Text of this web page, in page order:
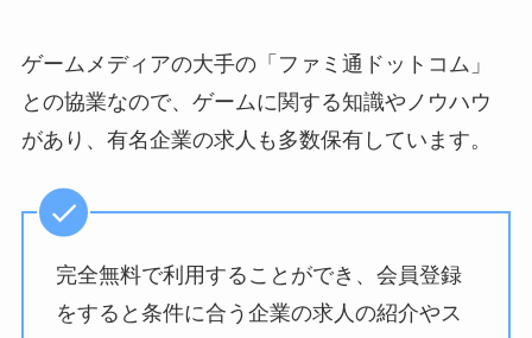
ゲームメディアの大手の「ファミ通ドットコム」
との協業なので、ゲームに関する知識やノウハウ
があり、有名企業の求人も多数保有しています。
完全無料で利用することができ、会員登録
をすると条件に合う企業の求人の紹介やス